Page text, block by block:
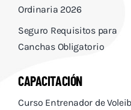
Ordinaria 2026
Seguro Requisitos para
Canchas Obligatorio
CAPACITACIÓN
Curso Entrenador de